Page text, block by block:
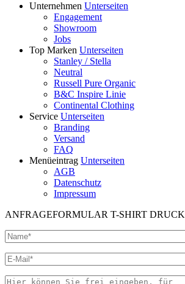
Unternehmen Unterseiten
Engagement
Showroom
Jobs
Top Marken Unterseiten
Stanley / Stella
Neutral
Russell Pure Organic
B&C Inspire Linie
Continental Clothing
Service Unterseiten
Branding
Versand
FAQ
Menüeintrag Unterseiten
AGB
Datenschutz
Impressum
ANFRAGEFORMULAR T-SHIRT DRUCK